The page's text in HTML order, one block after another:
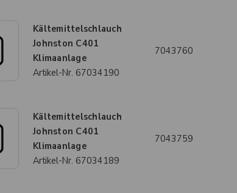
Kältemittelschlauch
Johnston C401
Klimaanlage
Artikel-Nr. 67034190
7043760
Kältemittelschlauch
Johnston C401
Klimaanlage
Artikel-Nr. 67034189
7043759